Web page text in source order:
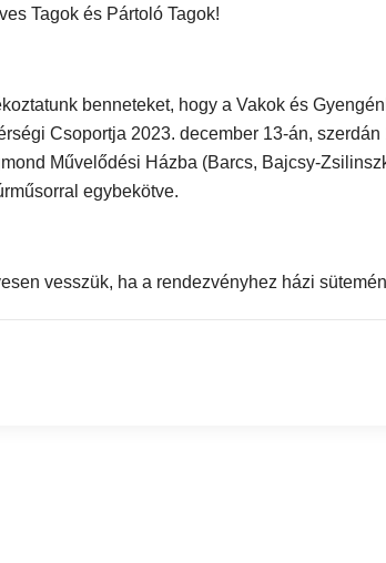
Tagok és Pártoló Tagok!
benneteket, hogy a Vakok és
Csoportja 2023. december 13-án,
Művelődési Házba (Barcs, Bajcsy-
egybekötve.
vesszük, ha a rendezvényhez házi